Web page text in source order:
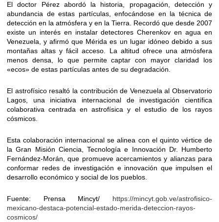
El doctor Pérez abordó la historia, propagación, detección y
abundancia de estas partículas, enfocándose en la técnica de
detección en la atmósfera y en la Tierra. Recordó que desde 2007
existe un interés en instalar detectores Cherenkov en agua en
Venezuela, y afirmó que Mérida es un lugar idóneo debido a sus
montañas altas y fácil acceso. La altitud ofrece una atmósfera
menos densa, lo que permite captar con mayor claridad los
«ecos» de estas partículas antes de su degradación.
El astrofísico resaltó la contribución de Venezuela al Observatorio
Lagos, una iniciativa internacional de investigación científica
colaborativa centrada en astrofísica y el estudio de los rayos
cósmicos.
Esta colaboración internacional se alinea con el quinto vértice de
la Gran Misión Ciencia, Tecnología e Innovación Dr. Humberto
Fernández-Morán, que promueve acercamientos y alianzas para
conformar redes de investigación e innovación que impulsen el
desarrollo económico y social de los pueblos.
Fuente: Prensa Mincyt/ https://mincyt.gob.ve/astrofisico-
mexicano-destaca-potencial-estado-merida-deteccion-rayos-
cosmicos/